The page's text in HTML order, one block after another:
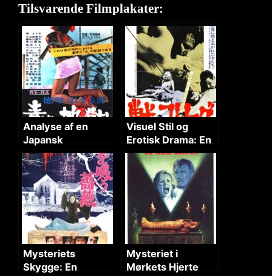
Tilsvarende Filmplakater:
Analyse af en
Japansk
Filmplakat:
Tatovering og
Tradition
Visuel Stil og
Erotisk Drama: En
Analyse
Mysteriets
Skygge: En
Mysteriet i
Mørkets Hjerte